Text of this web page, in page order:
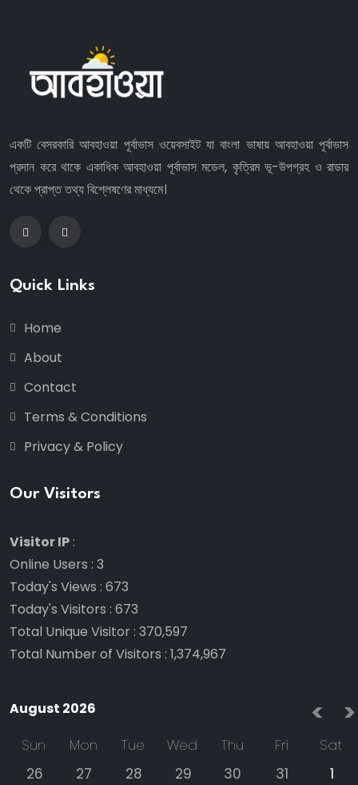
একটি বেসরকারি আবহাওয়া পূর্বাভাস ওয়েবসাইট যা বাংলা ভাষায় আবহাওয়া পূর্বাভাস
প্রদান করে থাকে একাধিক আবহাওয়া পূর্বাভাস মডেল, কৃত্রিম ভূ-উপগ্রহ ও রাডার
থেকে প্রাপ্ত তথ্য বিশ্লেষণের মাধ্যমে।
Quick Links
Home
About
Contact
Terms & Conditions
Privacy & Policy
Our Visitors
Visitor IP :
Online Users : 3
Today's Views : 673
Today's Visitors : 673
Total Unique Visitor : 370,597
Total Number of Visitors : 1,374,967
August 2026 < >
Sun Mon Tue Wed Thu Fri
Sat
26
27 28 29 30 31 1